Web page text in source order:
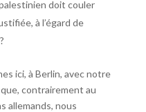
doit couler
à l’égard de
ici, à Berlin, avec notre
contrairement au
allemands, nous